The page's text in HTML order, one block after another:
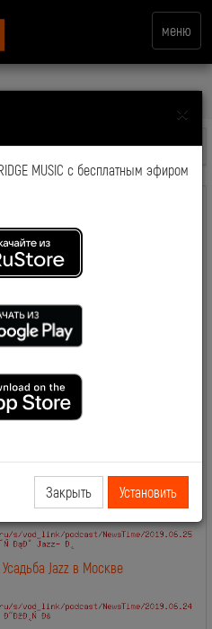
меню
×
MUSIC с бесплатным эфиром
Закрыть Установить
Сосо Павлиашвили
Филиппа Киркорова
Jazz в Москве